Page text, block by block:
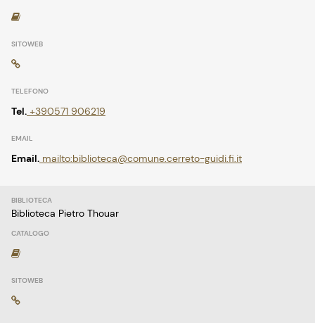
Tel. +390571 906219
Email. mailto:biblioteca@comune.cerreto-guidi.fi.it
Biblioteca Pietro Thouar